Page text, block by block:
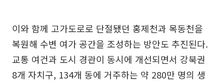
이와 함께 고가도로로 단절됐던 홍제천과 목동천을
복원해 수변 여가 공간을 조성하는 방안도 추진된다.
교통 여건과 도시 경관이 동시에 개선되면서 강북권
8개 자치구, 134개 동에 거주하는 약 280만 명의 생